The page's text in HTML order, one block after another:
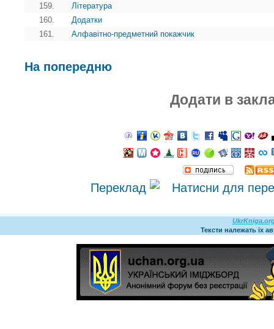
159.
Література
160.
Додатки
161.
Алфавітно-предметний покажчик
На попередню
Додати в
Переклад
Тексти належать їх